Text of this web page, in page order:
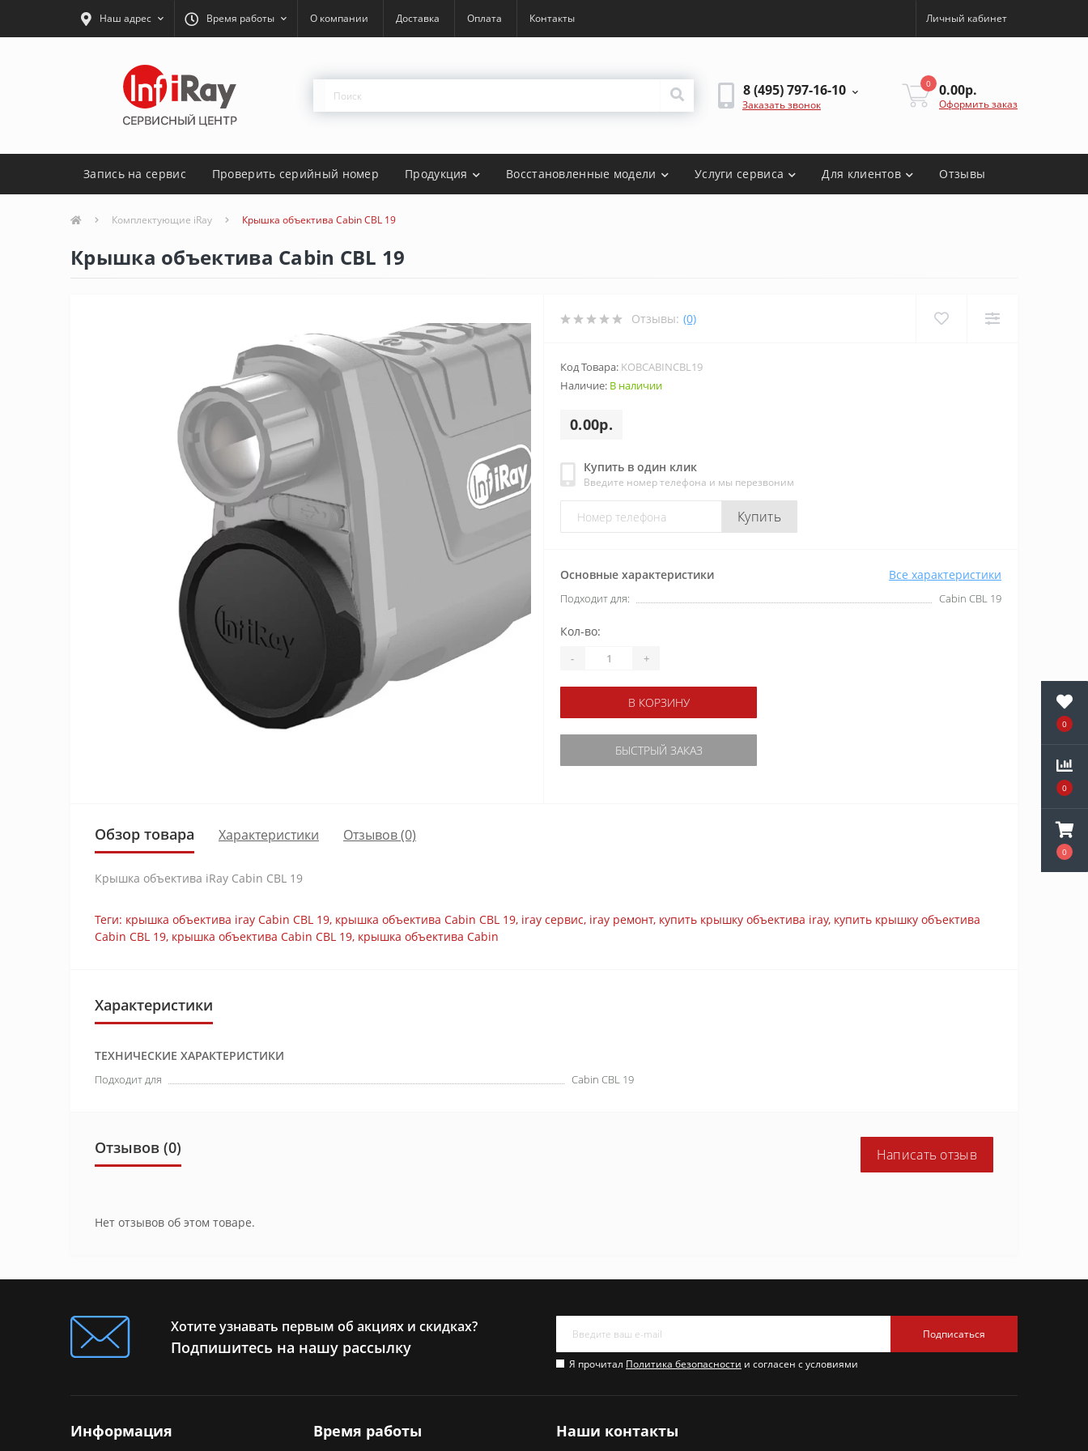
0
0
0
Наш адрес Время работы О компании Доставка Оплата Контакты Личный кабинет
8 (495) 797-16-10
Заказать звонок
0 0.00р.
Оформить заказ
Запись на сервис Проверить серийный номер Продукция Восстановленные модели Услуги сервиса Для клиентов Отзывы
Комплектующие iRay Крышка объектива Cabin CBL 19
Крышка объектива Cabin CBL 19
Отзывы: (0)
Код Товара: KOBCABINCBL19
Наличие: В наличии
0.00р.
Купить в один клик
Введите номер телефона и мы перезвоним
Купить
Основные характеристики Все характеристики
Подходит для: Cabin CBL 19
Кол-во:
- +
В КОРЗИНУ
БЫСТРЫЙ ЗАКАЗ
Обзор товара Характеристики Отзывов (0)
Крышка объектива iRay Cabin CBL 19
Теги: крышка объектива iray Cabin CBL 19, крышка объектива Cabin CBL 19, iray сервис, iray ремонт, купить крышку объектива iray, купить крышку объектива
Cabin CBL 19, крышка объектива Cabin CBL 19, крышка объектива Cabin
Характеристики
ТЕХНИЧЕСКИЕ ХАРАКТЕРИСТИКИ
Подходит для Cabin CBL 19
Отзывов (0) Написать отзыв
Нет отзывов об этом товаре.
Хотите узнавать первым об акциях и скидках?
Подпишитесь на нашу рассылку
Подписаться
Я прочитал Политика безопасности и согласен с условиями
Информация Время работы Наши контакты